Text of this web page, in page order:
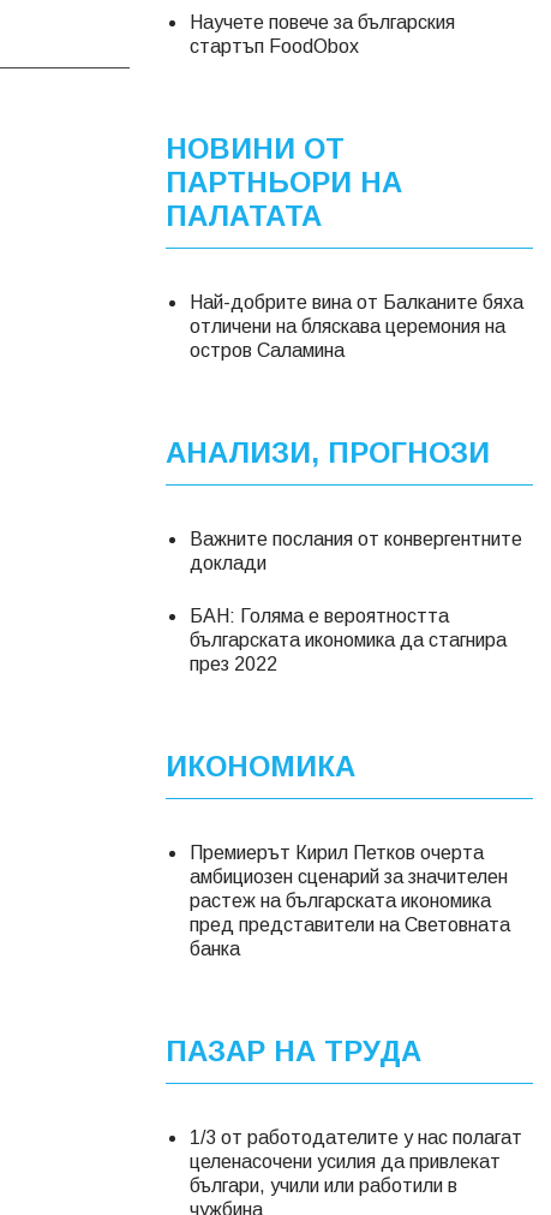
Научете повече за българския
стартъп FoodObox
НОВИНИ ОТ
ПАРТНЬОРИ НА
ПАЛАТАТА
Най-добрите вина от Балканите бяха
отличени на бляскава церемония на
остров Саламина
АНАЛИЗИ, ПРОГНОЗИ
Важните послания от конвергентните
доклади
БАН: Голяма е вероятността
българската икономика да стагнира
през 2022
ИКОНОМИКА
Премиерът Кирил Петков очерта
амбициозен сценарий за значителен
растеж на българската икономика
пред представители на Световната
банка
ПАЗАР НА ТРУДА
1/3 от работодателите у нас полагат
целенасочени усилия да привлекат
българи, учили или работили в
чужбина